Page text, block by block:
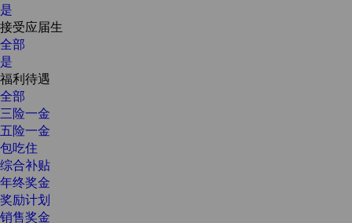
是
接受应届生
全部
是
福利待遇
全部
三险一金
五险一金
包吃住
综合补贴
年终奖金
奖励计划
销售奖金